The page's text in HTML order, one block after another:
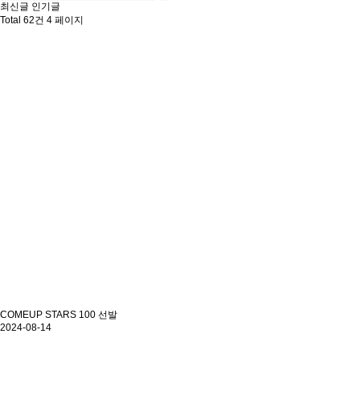
최신글 인기글
Total 62건 4 페이지
COMEUP STARS 100 선발
2024-08-14